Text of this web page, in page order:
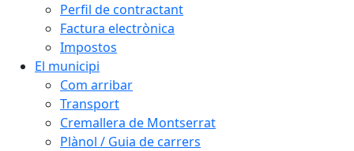
Perfil de contractant
Factura electrònica
Impostos
El municipi
Com arribar
Transport
Cremallera de Montserrat
Plànol / Guia de carrers